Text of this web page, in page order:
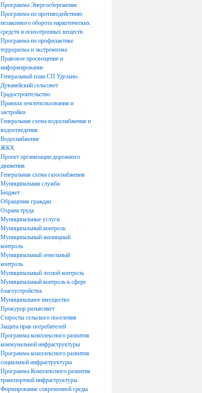
Программа Энергосбережение
Программа по противодействию
незаконного оборота наркотических
средств и психотропных веществ
Программа по профилактике
терроризма и экстремизма
Правовое просвещение и
информирование
Генеральный план СП Удельно-
Дуванейский сельсовет
Градостроительство
Правила землепользования и
застройки
Генеральная схема водоснабжения и
водоотведения
Водоснабжение
ЖКХ
Проект организации дорожного
движения
Генеральная схема газоснабжения
Муниципальная служба
Бюджет
Обращения граждан
Охрана труда
Муниципальные услуги
Муниципальный контроль
Муниципальный жилищный
контроль
Муниципальный земельный
контроль
Муниципальный лесной контроль
Муниципальный контроль в сфере
благоустройства
Муниципальное имущество
Прокурор разъясняет
Старосты сельского поселения
Защита прав потребителей
Программа комплексного развития
коммунальной инфраструктуры
Программа комплексного развития
социальной инфраструктуры
Программа Комплексного развития
транспортной инфраструктуры
Формирование современной среды